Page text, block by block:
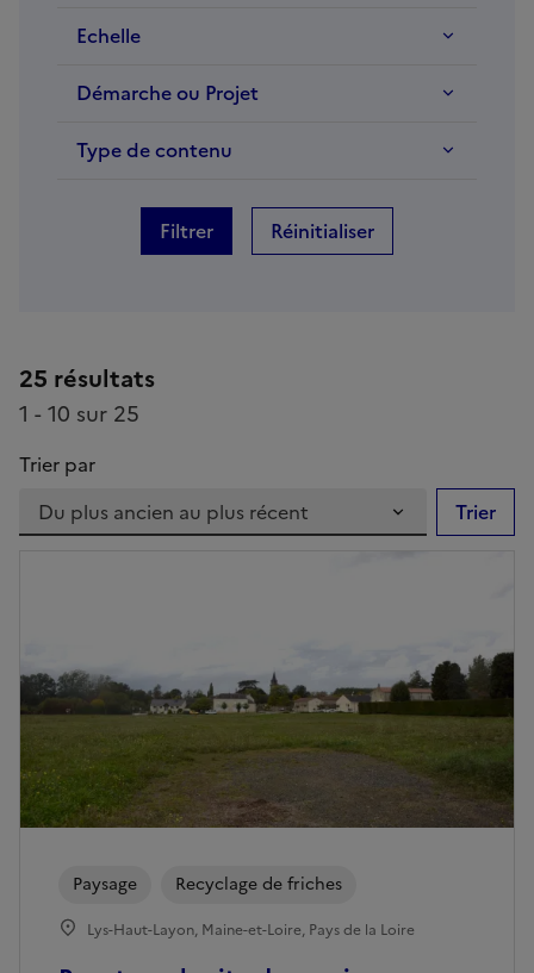
Echelle
Démarche ou Projet
Type de contenu
Filtrer Réinitialiser
25 résultats
1 - 10 sur 25
Trier par
Trier
Paysage Recyclage de friches
Lys-Haut-Layon, Maine-et-Loire, Pays de la Loire